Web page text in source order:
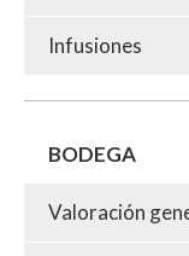
Infusiones
BODEGA
Valoración